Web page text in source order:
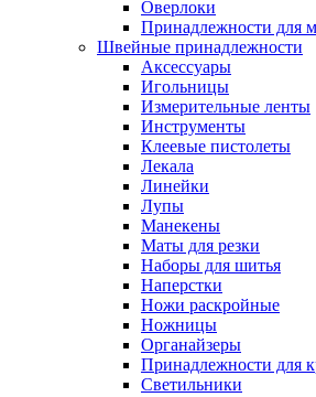
Оверлоки
Принадлежности для
Швейные принадлежности
Аксессуары
Игольницы
Измерительные ленты
Инструменты
Клеевые пистолеты
Лекала
Линейки
Лупы
Манекены
Маты для резки
Наборы для шитья
Наперстки
Ножи раскройные
Ножницы
Органайзеры
Принадлежности для
Светильники